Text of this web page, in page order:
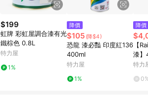
$199
虹牌 彩虹屋調合漆有光
鐵棕色 0.8L
特力屋
1%
降價
$105 (降$4)
恐龍 漆必豔 印度紅136
400ml
特力屋
1%
降價
【
漆】
平光
特力